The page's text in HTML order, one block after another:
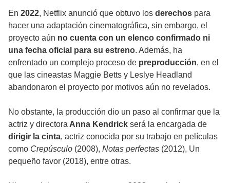
En 2022, Netflix anunció que obtuvo los derechos para
hacer una adaptación cinematográfica, sin embargo, el
proyecto aún no cuenta con un elenco confirmado ni
una fecha oficial para su estreno. Además, ha
enfrentado un complejo proceso de preproducción, en el
que las cineastas Maggie Betts y Leslye Headland
abandonaron el proyecto por motivos aún no revelados.
No obstante, la producción dio un paso al confirmar que la
actriz y directora Anna Kendrick será la encargada de
dirigir la cinta, actriz conocida por su trabajo en películas
como Crepúsculo (2008), Notas perfectas (2012), Un
pequeño favor (2018), entre otras.